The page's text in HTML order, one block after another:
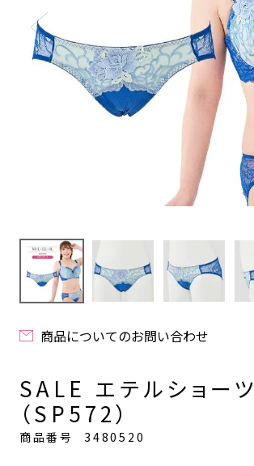
商品についてのお問い合わせ
SALE エテルショーツ
（SP572）
商品番号 3480520